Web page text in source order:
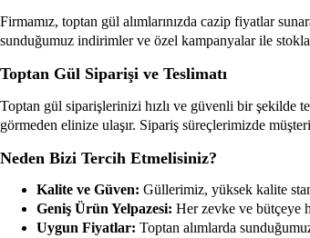
Firmamız, toptan gül alımlarınızda cazip fiyatlar
sunduğumuz indirimler ve özel kampanyalar ile
Toptan Gül Siparişi ve Teslimatı
Toptan gül siparişlerinizi hızlı ve güvenli bir şekilde
görmeden elinize ulaşır. Sipariş süreçlerimizde
Neden Bizi Tercih Etmelisiniz?
Kalite ve Güven: Güllerimiz, yüksek kalite
Geniş Ürün Yelpazesi: Her zevke ve bütçeye
Uygun Fiyatlar: Toptan alımlarda